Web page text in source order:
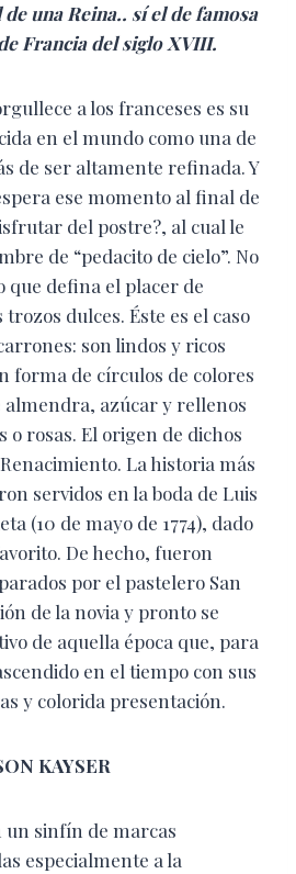
una Reina.. sí el de famosa
Francia del siglo XVIII.
a los franceses es su
en el mundo como una de
de ser altamente refinada. Y
ese momento al final de
del postre?, al cual le
de “pedacito de cielo”. No
que defina el placer de
dulces. Éste es el caso
son lindos y ricos
forma de círculos de colores
almendra, azúcar y rellenos
o rosas. El origen de dichos
La historia más
servidos en la boda de Luis
(10 de mayo de 1774), dado
De hecho, fueron
por el pastelero San
de la novia y pronto se
de aquella época que, para
en el tiempo con sus
y colorida presentación.
KAYSER
un sinfín de marcas
especialmente a la